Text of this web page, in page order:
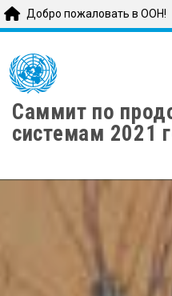
main
content
Добро пожаловать в ООН!
Саммит по
системам 2021